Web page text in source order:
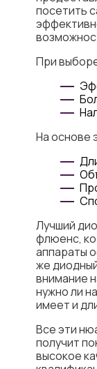
посетить
При
На основе
Лучший
флюенс,
аппараты
же
внимание
нужно ли
имеет и
Все эти
получит
высокое